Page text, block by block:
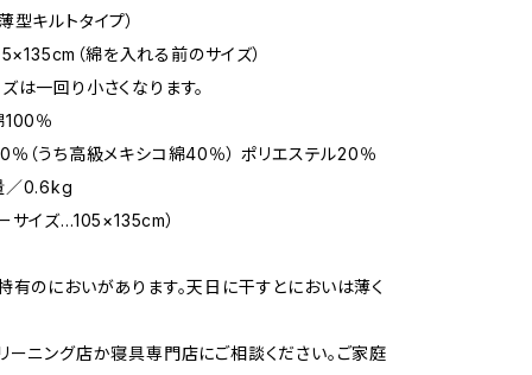
型キルトタイプ）
（綿を入れる前のサイズ）
一回り小さくなります。
％
うち高級メキシコ綿40％） ポリエステル20％
0.6kg
イズ…105×135cm）
のにおいがあります。天日に干すとにおいは薄く
ニング店か寝具専門店にご相談ください。ご家庭